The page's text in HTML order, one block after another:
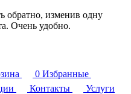
обратно, изменив одну
Очень удобно.
0 Избранные
Контакты
Услуги